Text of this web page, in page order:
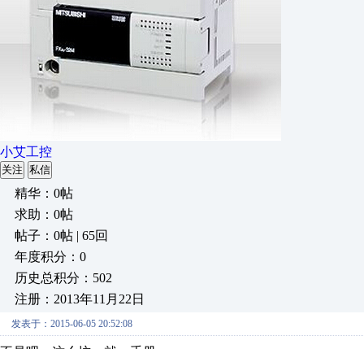
小艾工控
关注 私信
精华：0帖
求助：0帖
帖子：0帖 | 65回
年度积分：0
历史总积分：502
注册：2013年11月22日
发表于：2015-06-05 20:52:08